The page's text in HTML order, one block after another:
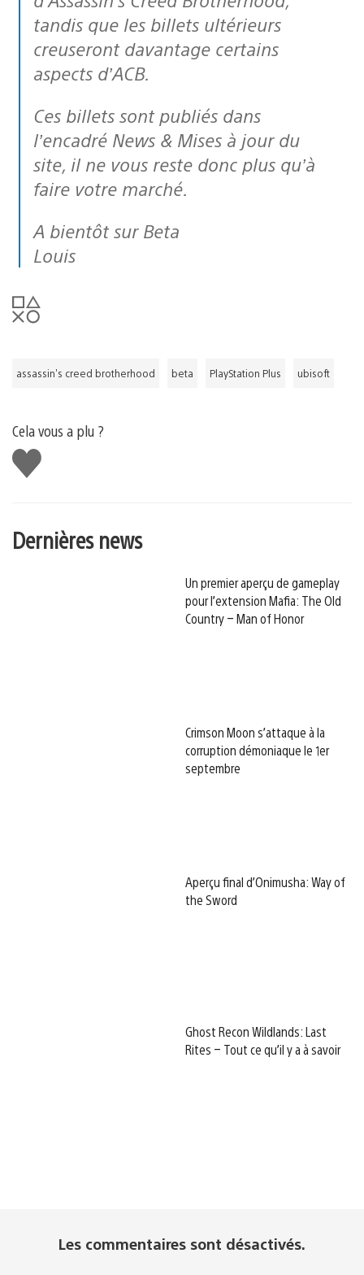
tandis que les billets ultérieurs
creuseront davantage certains
aspects d’ACB.
Ces billets sont publiés dans
l’encadré News & Mises à jour du
site, il ne vous reste donc plus qu’à
faire votre marché.
A bientôt sur Beta
Louis
assassin's creed brotherhood beta PlayStation Plus ubisoft
Cela vous a plu ?
J'aime
Dernières news
Un premier aperçu de gameplay
pour l’extension Mafia: The Old
Country – Man of Honor
Crimson Moon s’attaque à la
corruption démoniaque le 1er
septembre
Aperçu final d’Onimusha: Way of
the Sword
Ghost Recon Wildlands: Last
Rites – Tout ce qu’il y a à savoir
Les commentaires sont désactivés.